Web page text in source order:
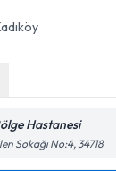
Hastanesi
Sokağı No:4, 34718